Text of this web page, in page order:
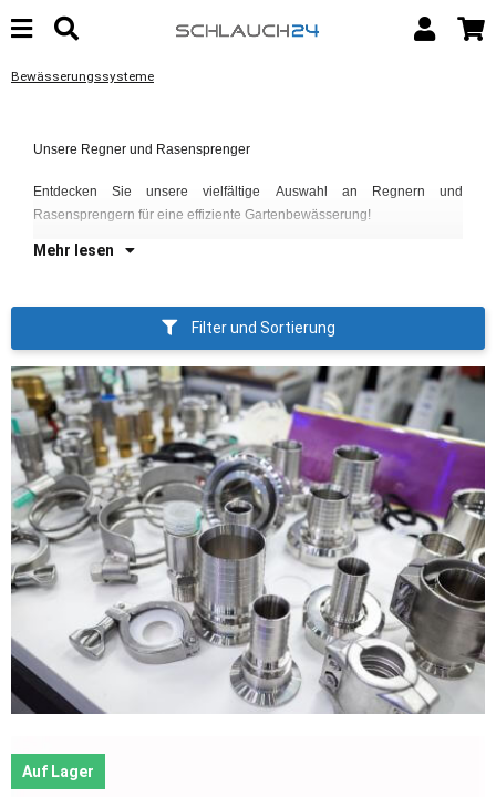
Bewässerungssysteme
Unsere Regner und Rasensprenger
Entdecken Sie unsere vielfältige Auswahl an Regnern und
Rasensprengern für eine effiziente Gartenbewässerung!
Mehr lesen
Filter und Sortierung
Auf Lager